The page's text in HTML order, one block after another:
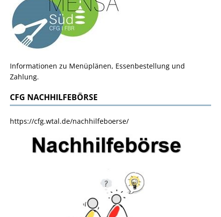
Informationen zu Menüplänen, Essenbestellung und
Zahlung.
CFG NACHHILFEBÖRSE
https://cfg.wtal.de/nachhilfeboerse/